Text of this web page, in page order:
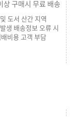
상 구매시 무료 배송
도서 산간 지역
생 배송정보 오류 시
배비용 고객 부담